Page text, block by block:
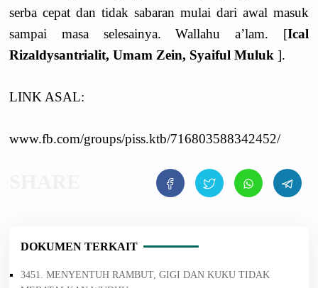
serba cepat dan tidak sabaran mulai dari awal masuk
sampai masa selesainya. Wallahu a’lam. [Ical
Rizaldysantrialit, Umam Zein, Syaiful Muluk ].
LINK ASAL:
www.fb.com/groups/piss.ktb/716803588342452/
DOKUMEN TERKAIT
3451. MENYENTUH RAMBUT, GIGI DAN KUKU TIDAK